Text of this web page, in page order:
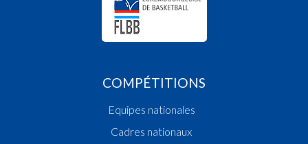
COMPÉTITIONS
Equipes nationales
Cadres nationaux